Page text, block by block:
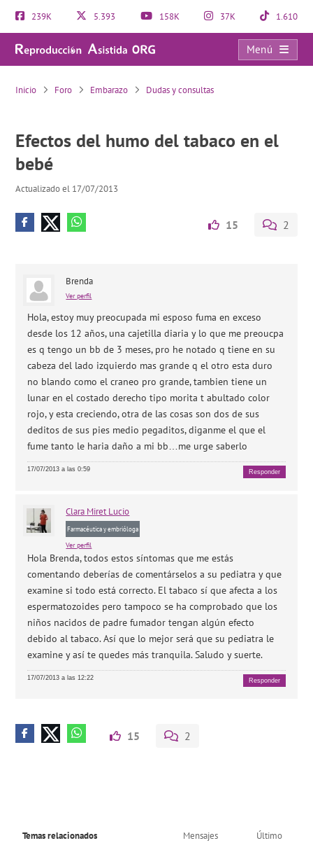
239K 5.393 158K 37K 1.610
Menú
Efectos del humo del tabaco en el bebé
Inicio Foro Embarazo Dudas y consultas
Efectos del humo del tabaco en el
bebé
Actualizado el 17/07/2013
15 2
Brenda
Ver perfil
Hola, estoy muy preocupada mi esposo fuma en exceso
desde los 12 años, una cajetilla diaria y lo que me preoucpa
es q tengo un bb de 3 meses, pro he notado q tiene en su
cabeza del lado izquierdo mas grande q el otro esta duro
no blando como el craneo pro grande, tambien tiene un
lunar en el costado derecho tipo morita t abultado color
rojo, y esta creciendo, otra de las cosas son dos de sus
deditos de sus pies medio pegaditos, diganme el que el
fume tanto le haria daño a mi bb…me urge saberlo
17/07/2013 a las 0:59 Responder
Clara Miret Lucio
Farmacéutica y embrióloga
Ver perfil
Hola Brenda, todos estos síntomas que me estás
comentando deberías de comentárselos a su pediatra y que
examine si todo está correcto. El tabaco sí que afecta a los
espermatozoides pero tampoco se ha comprobado que los
niños nacidos de padre fumador tengan algún efecto
debido al tabaco. Así que lo mejor será que su pediatra le
examine y así te quedes más tranquila. Saludo y suerte.
17/07/2013 a las 12:22 Responder
15 2
Temas relacionados Mensajes
Último